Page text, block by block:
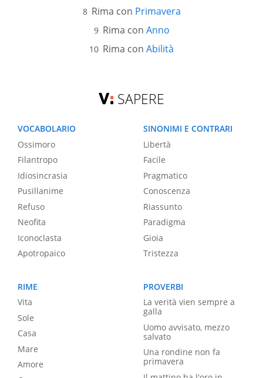
Rima con Primavera
Rima con Anno
Rima con Abilità
SAPERE
VOCABOLARIO
Ossimoro
Filantropo
Idiosincrasia
Pusillanime
Refuso
Neofita
Iconoclasta
Apotropaico
SINONIMI E CONTRARI
Libertà
Facile
Pragmatico
Conoscenza
Riassunto
Paradigma
Gioia
Tristezza
RIME
Vita
Sole
Casa
Mare
Amore
PROVERBI
La verità vien sempre a
galla
Uomo avvisato, mezzo
salvato
Una rondine non fa
primavera